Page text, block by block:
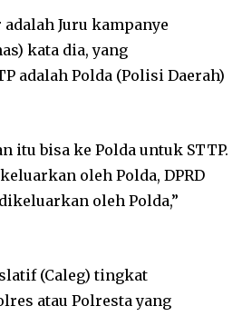
Juru kampanye
kata dia, yang
adalah Polda (Polisi Daerah)
itu bisa ke Polda untuk STTP.
oleh Polda, DPRD
oleh Polda,”
(Caleg) tingkat
atau Polresta yang